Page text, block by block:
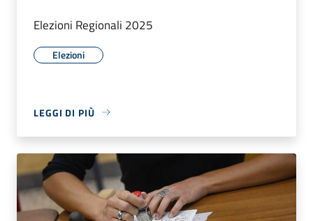
Elezioni Regionali 2025
Elezioni
LEGGI DI PIÙ